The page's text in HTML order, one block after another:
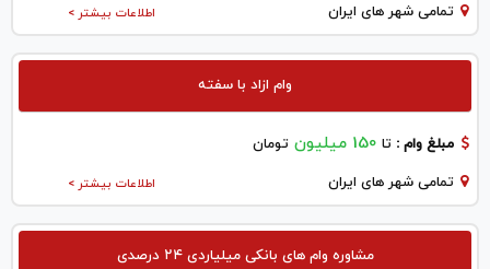
اطلاعات بیشتر > تمامی شهر های ایران
وام ازاد با سفته
مبلغ وام : تا 150 میلیون تومان
اطلاعات بیشتر > تمامی شهر های ایران
مشاوره وام های بانکی میلیاردی ۲۴ درصدی